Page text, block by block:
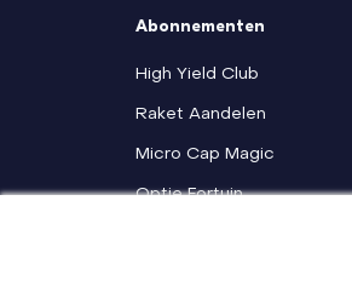
Abonnementen
High Yield Club
Raket Aandelen
Micro Cap Magic
Optie Fortuin